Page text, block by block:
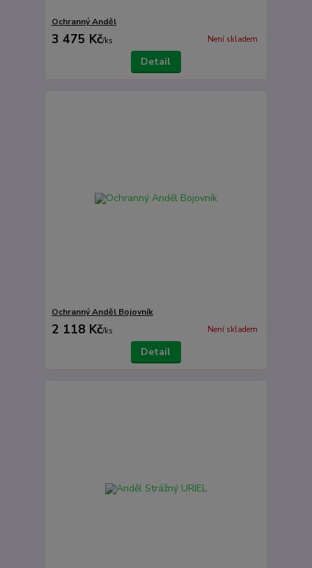
Ochranný Anděl
3 475 Kč/ks Není skladem
Detail
Ochranný Anděl Bojovník
2 118 Kč/ks Není skladem
Detail